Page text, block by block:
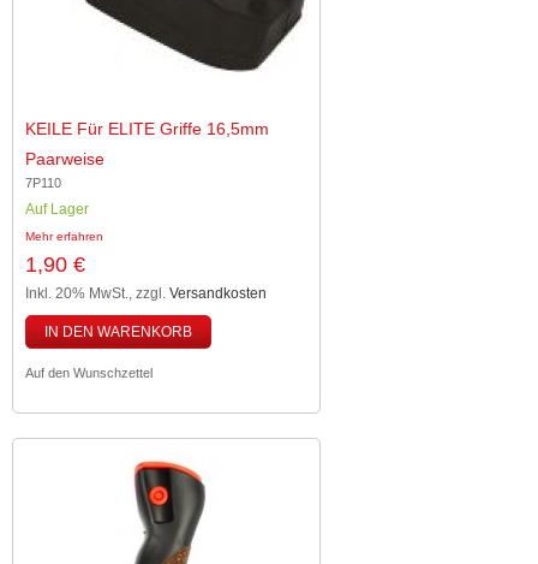
KEILE Für ELITE Griffe 16,5mm
Paarweise
7P110
Auf Lager
Mehr erfahren
1,90 €
Inkl. 20% MwSt., zzgl. Versandkosten
IN DEN WARENKORB
Auf den Wunschzettel